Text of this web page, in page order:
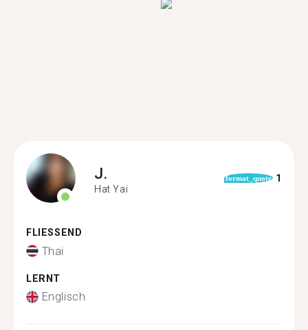
J.
Hat Yai
format_quote 1
FLIESSEND
Thai
LERNT
Englisch